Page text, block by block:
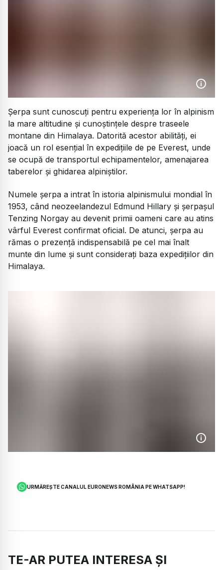
Șerpa sunt cunoscuți pentru experiența lor în alpinism
la mare altitudine și cunoștințele despre traseele
montane din Himalaya. Datorită acestor abilități, ei
joacă un rol esențial în expedițiile de pe Everest, unde
se ocupă de transportul echipamentelor, amenajarea
taberelor și ghidarea alpiniștilor.
Numele șerpa a intrat în istoria alpinismului mondial în
1953, când neozeelandezul Edmund Hillary și șerpașul
Tenzing Norgay au devenit primii oameni care au atins
vârful Everest confirmat oficial. De atunci, șerpa au
rămas o prezență indispensabilă pe cel mai înalt
munte din lume și sunt considerați baza expedițiilor din
Himalaya.
URMĂREȘTE CANALUL EURONEWS ROMÂNIA PE WHATSAPP!
TE-AR PUTEA INTERESA ȘI